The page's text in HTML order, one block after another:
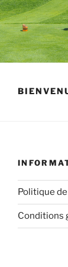
Politique
Conditions